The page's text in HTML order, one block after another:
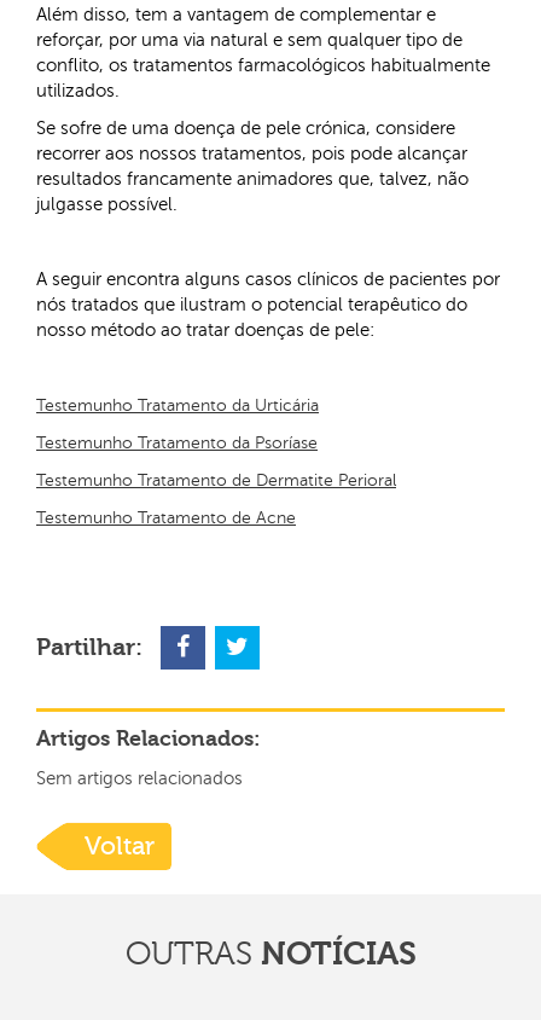
Além disso, tem a vantagem de complementar e
reforçar, por uma via natural e sem qualquer tipo de
conflito, os tratamentos farmacológicos habitualmente
utilizados.
Se sofre de uma doença de pele crónica, considere
recorrer aos nossos tratamentos, pois pode alcançar
resultados francamente animadores que, talvez, não
julgasse possível.
A seguir encontra alguns casos clínicos de pacientes por
nós tratados que ilustram o potencial terapêutico do
nosso método ao tratar doenças de pele:
Testemunho Tratamento da Urticária
Testemunho Tratamento da Psoríase
Testemunho Tratamento de Dermatite Perioral
Testemunho Tratamento de Acne
Partilhar:
Artigos Relacionados:
Sem artigos relacionados
Voltar
OUTRAS NOTÍCIAS